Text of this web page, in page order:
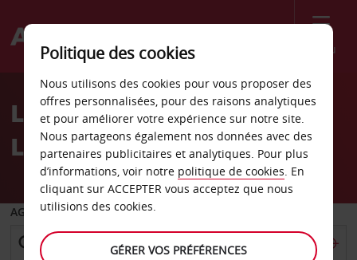
Menu
Welcome
AvisLocation de voiture
Lübbecke
AGENCE DE DÉPART
Politique des cookies
Nous utilisons des cookies pour vous proposer des
offres personnalisées, pour des raisons analytiques
et pour améliorer votre expérience sur notre site.
Nous partageons également nos données avec des
partenaires publicitaires et analytiques. Pour plus
d’informations, voir notre politique de cookies. En
cliquant sur ACCEPTER vous acceptez que nous
utilisions des cookies.
GÉRER VOS PRÉFÉRENCES